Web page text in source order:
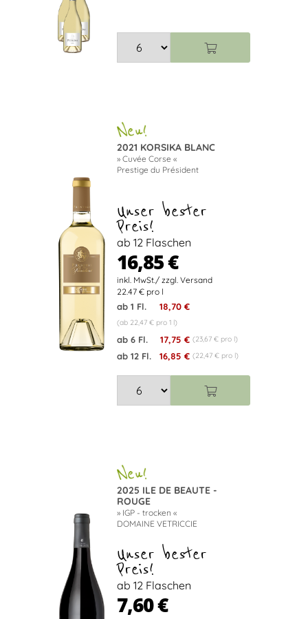
2021 KORSIKA BLANC
» Cuvée Corse «
Prestige du Président
Unser bester
Preis!
ab 12 Flaschen
16,85 €
22.47 € pro l
ab 1 Fl. 18,70 €
(ab 22,47 € pro 1 l)
ab 6 Fl. 17,75 € (23,67 € pro l)
ab 12 Fl. 16,85 € (22,47 € pro l)
2025 ILE DE BEAUTE -
ROUGE
» IGP - trocken «
DOMAINE VETRICCIE
Unser bester
Preis!
ab 12 Flaschen
7,60 €